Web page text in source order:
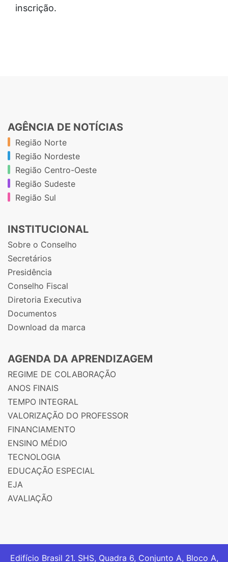
inscrição.
AGÊNCIA DE NOTÍCIAS
Região Norte
Região Nordeste
Região Centro-Oeste
Região Sudeste
Região Sul
INSTITUCIONAL
Sobre o Conselho
Secretários
Presidência
Conselho Fiscal
Diretoria Executiva
Documentos
Download da marca
AGENDA DA APRENDIZAGEM
REGIME DE COLABORAÇÃO
ANOS FINAIS
TEMPO INTEGRAL
VALORIZAÇÃO DO PROFESSOR
FINANCIAMENTO
ENSINO MÉDIO
TECNOLOGIA
EDUCAÇÃO ESPECIAL
EJA
AVALIAÇÃO
Edifício Brasil 21. SHS, Quadra 6, Conjunto A, Bloco A,